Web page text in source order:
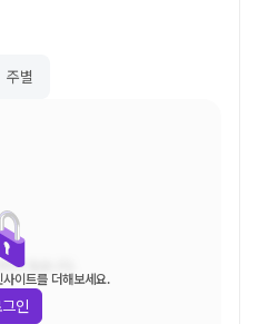
주별
가 없습니다.
이트를 더해보세요.
인